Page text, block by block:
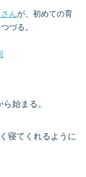
んが、初めての育
づる。
始まる。
寝てくれるように